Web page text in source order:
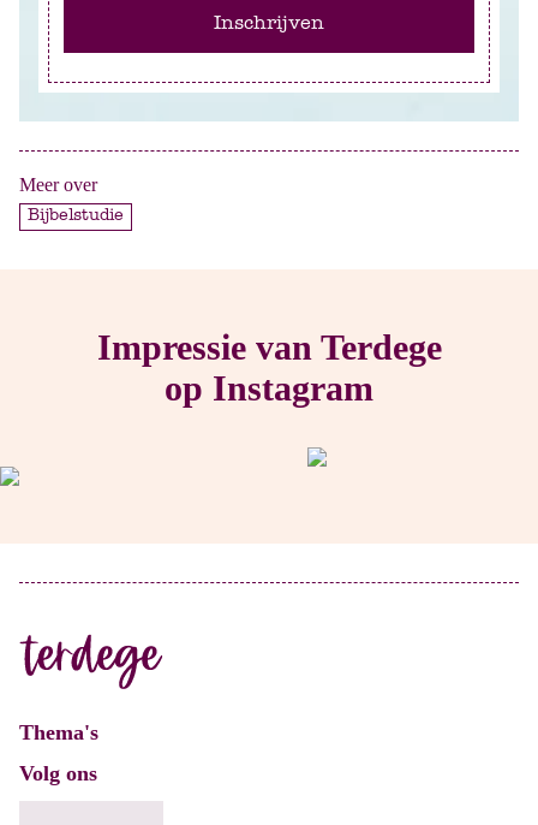
Inschrijven
Meer over
Bijbelstudie
Impressie van Terdege
op Instagram
Thema's
Volg ons